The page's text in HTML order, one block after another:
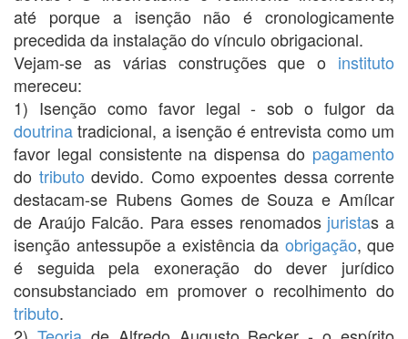
até porque a isenção não é cronologicamente
precedida da instalação do vínculo obrigacional.
Vejam-se as várias construções que o instituto
mereceu:
1) Isenção como favor legal - sob o fulgor da
doutrinatradicional, a isenção é entrevista como um
favor legal consistente na dispensa do pagamento
do tributo devido. Como expoentes dessa corrente
destacam-se Rubens Gomes de Souza e Amílcar
de Araújo Falcão. Para esses renomados juristas a
isenção antessupõe a existência da obrigação, que
é seguida pela exoneração do dever jurídico
consubstanciado em promover o recolhimento do
tributo.